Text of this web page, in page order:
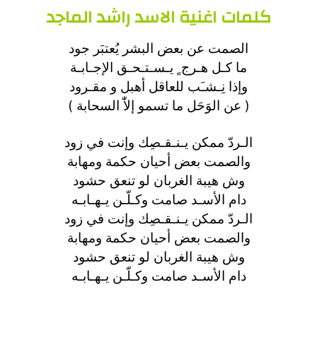
كلمات اغنية الاسد راشد الماجد
الصمت عن بعض البشر يُعتبَر جود
ما كـل هـرج ٍ يـسـتـحـق الإجـابـة
وإذا نِـشـَب للعاقل أهبل و مقـرود
( عن الوَحَل ما تسمو إلاّٰ السحابة )
الـردّ ممكن يـنـقـصِك وإنت في زود
والصمت بعض أحيان حكمة ومهابة
وش هيبة الغربان لو تنعق حشود
دام الأسـد صامت وكـلّـن يـهـابـه
الـردّ ممكن يـنـقـصِك وإنت في زود
والصمت بعض أحيان حكمة ومهابة
وش هيبة الغربان لو تنعق حشود
دام الأسـد صامت وكـلّـن يـهـابـه